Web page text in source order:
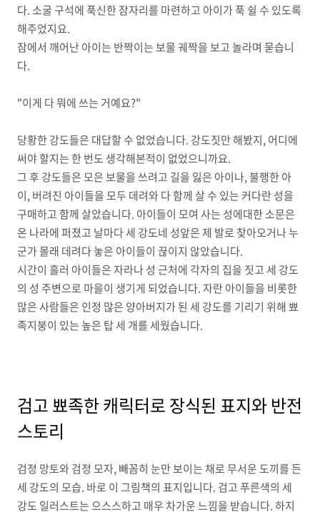
다. 소굴 구석에 푹신한 잠자리를 마련하고 아이가 푹 쉴 수 있도록
해주었지요.
잠에서 깨어난 아이는 반짝이는 보물 궤짝을 보고 놀라며 묻습니
다.
"이게 다 뭐에 쓰는 거예요?"
당황한 강도들은 대답할 수 없었습니다. 강도짓만 해봤지, 어디에
써야 할지는 한 번도 생각해본적이 없었으니까요.
그 후 강도들은 모은 보물을 쓰려고 길을 잃은 아이나, 불행한 아
이, 버려진 아이들을 모두 데려와 다 함께 살 수 있는 커다란 성을
구매하고 함께 살았습니다. 아이들이 모여 사는 성에대한 소문은
온 나라에 퍼졌고 날마다 세 강도네 성앞은 제 발로 찾아오거나 누
군가 몰래 데려다 놓은 아이들이 끊이지 않았습니다.
시간이 흘러 아이들은 자라나 성 근처에 각자의 집을 짓고 세 강도
의 성 주변으로 마을이 생기게 되었습니다. 자란 아이들을 비롯한
많은 사람들은 인정 많은 양아버지가 된 세 강도를 기리기 위해 뾰
족지붕이 있는 높은 탑 세 개를 세웠습니다.
검고 뾰족한 캐릭터로 장식된 표지와 반전
스토리
검정 망토와 검정 모자, 빼꼼히 눈만 보이는 채로 무서운 도끼를 든
세 강도의 모습. 바로 이 그림책의 표지입니다. 검고 푸른색의 세
강도 일러스트는 으스스하고 매우 차가운 느낌을 받습니다. 하지